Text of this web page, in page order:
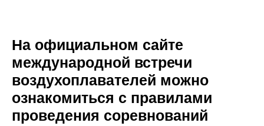
На официальном сайте
международной встречи
воздухоплавателей можно
ознакомиться с правилами
проведения соревнований